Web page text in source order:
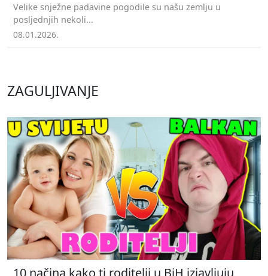
Velike snježne padavine pogodile su našu zemlju u
posljednjih nekoli...
08.01.2026.
ZAGULJIVANJE